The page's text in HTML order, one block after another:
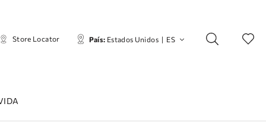
Store Locator País: Estados Unidos | ES